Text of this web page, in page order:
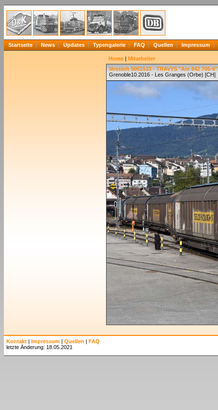
Startseite News Updates Typengalerie FAQ Quellen Impressum
Home | Mitarbeiter
Vossloh 5001533 - TRAVYS "Am 842 705-6"
Grenoble10.2016 - Les Granges (Orbe) [CH]
Kontakt | Impressum | Quellen | FAQ
letzte Änderung: 18.05.2021